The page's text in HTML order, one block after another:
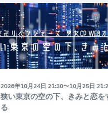
2026年10月24日 21:30〜10月25日
狭い東京の空の下、きみと恋を
る